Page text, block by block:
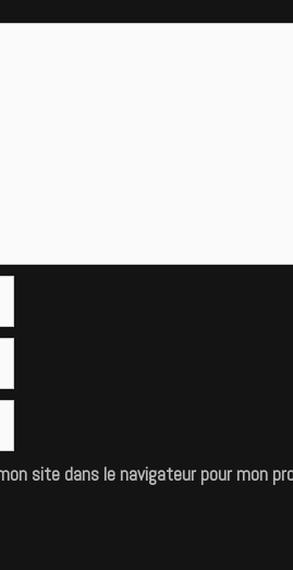
site dans le navigateur pour mon